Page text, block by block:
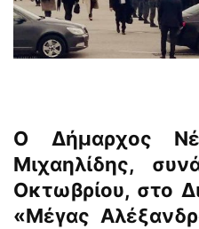
Ο Δήμαρχος
Μιχαηλίδης,
Οκτωβρίου, στο
«Μέγας